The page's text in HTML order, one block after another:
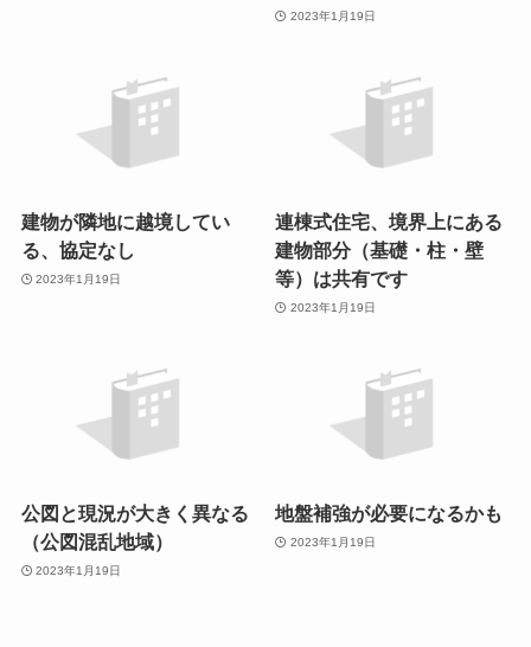
2023年1月19日
建物が隣地に越境してい
る、協定なし
2023年1月19日
連棟式住宅、境界上にある
建物部分（基礎・柱・壁
等）は共有です
2023年1月19日
公図と現況が大きく異なる
（公図混乱地域）
2023年1月19日
地盤補強が必要になるかも
2023年1月19日